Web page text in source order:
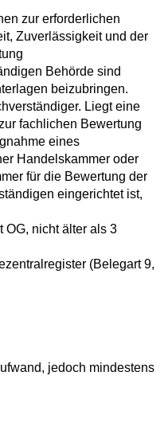
zur erforderlichen
Zuverlässigkeit und der
Behörde sind
beizubringen.
Liegt eine
fachlichen Bewertung
eines
Handelskammer oder
für die Bewertung der
eingerichtet ist,
OG, nicht älter als 3
(Belegart 9,
jedoch mindestens